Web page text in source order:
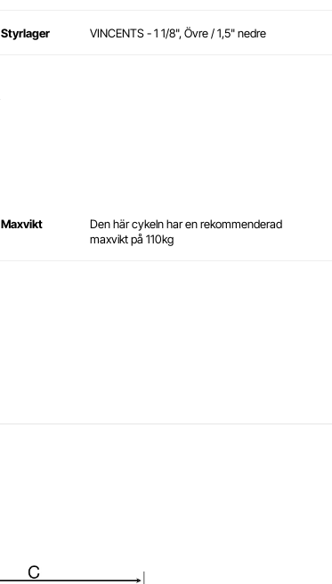
Styrlager VINCENTS - 1 1/8", Övre / 1,5" nedre
Maxvikt
Den här cykeln har en rekommenderad
maxvikt på 110kg